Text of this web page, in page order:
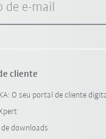
de e-mail
cliente
O seu portal de cliente
downloads